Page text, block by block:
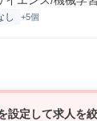
し +5個
設定して求人を